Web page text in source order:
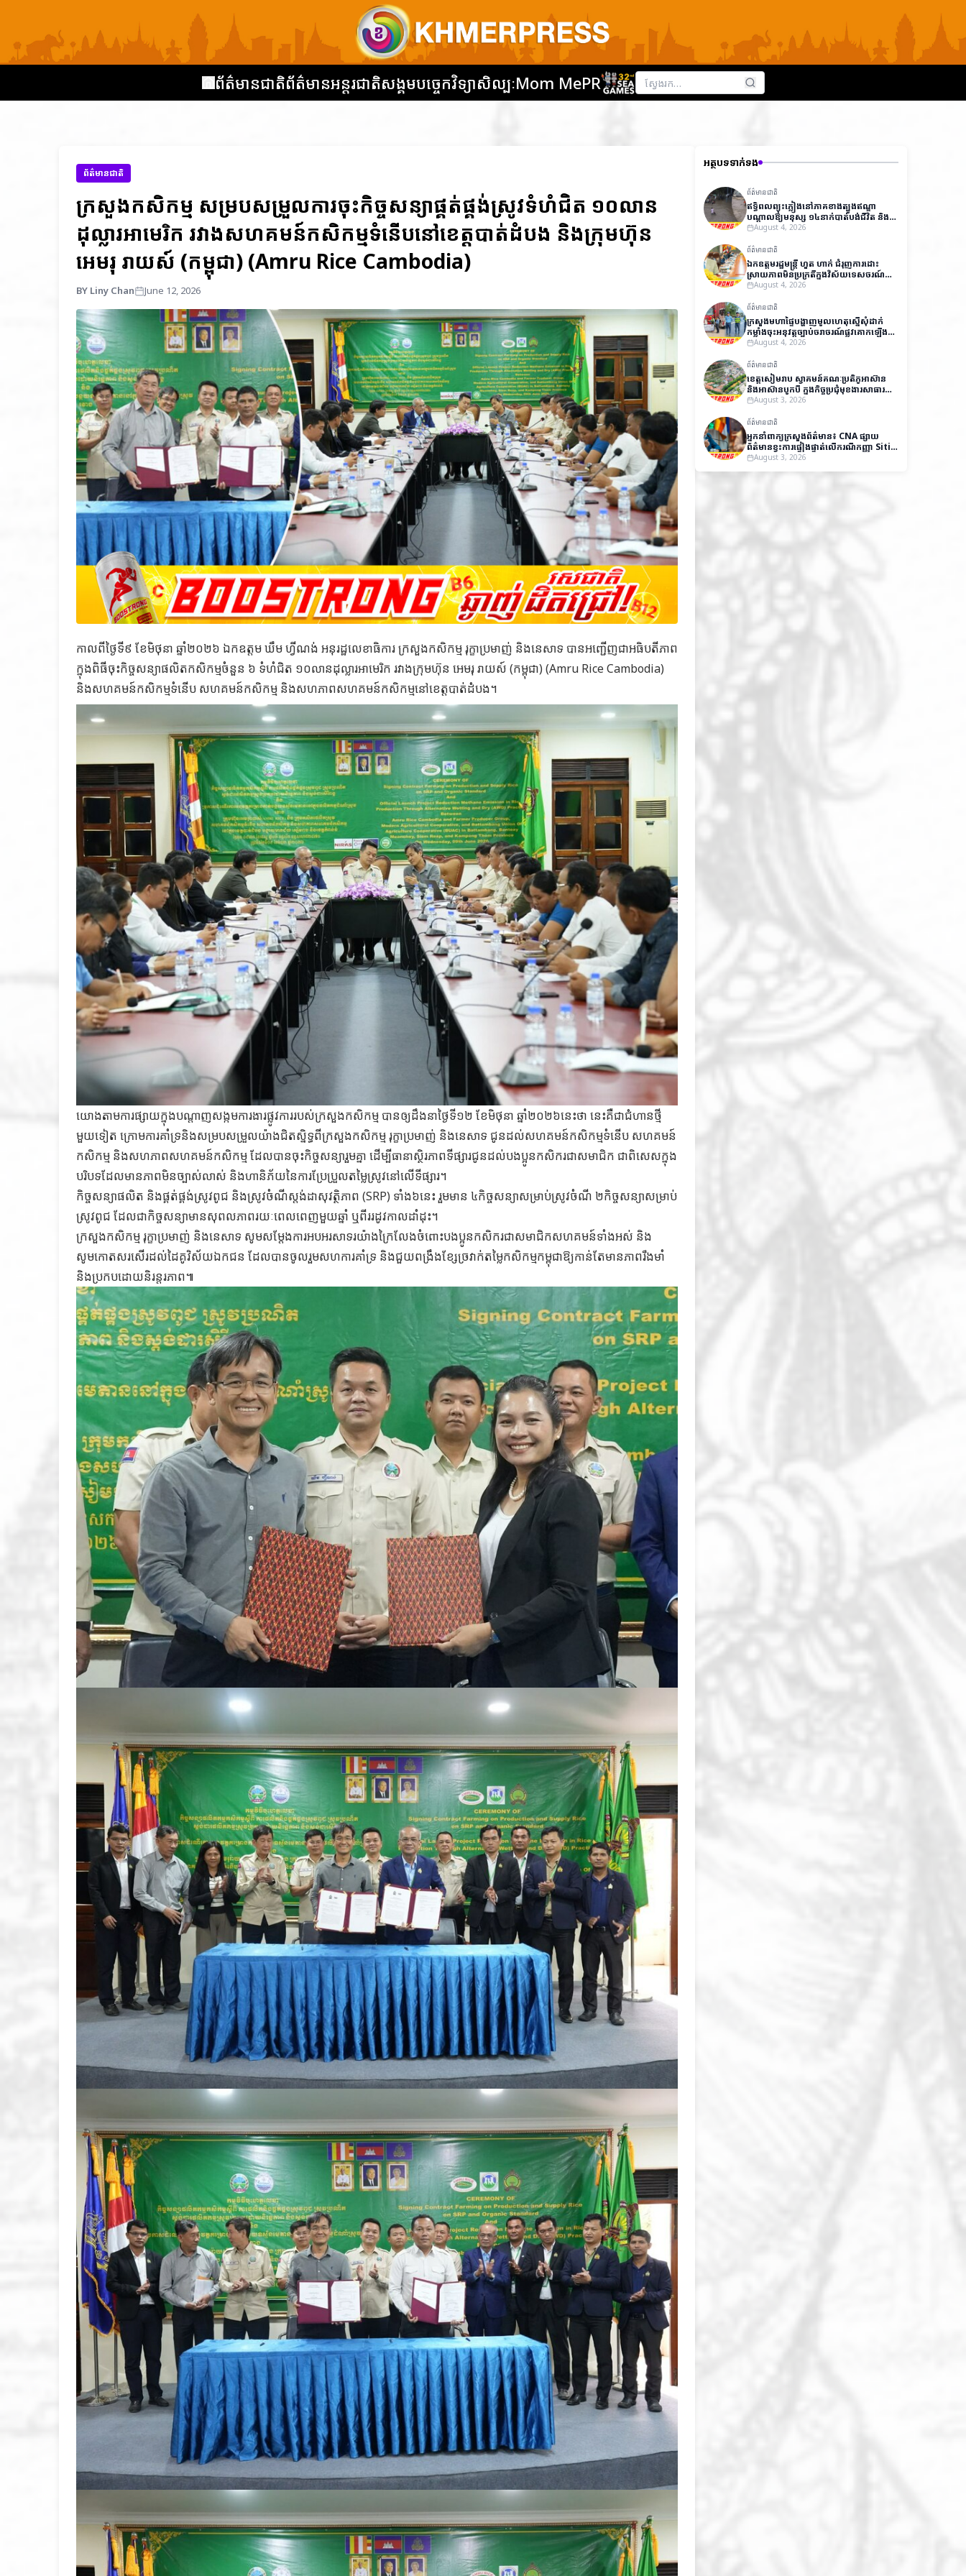
ព័ត៌មានជាតិព័ត៌មានអន្តរជាតិសង្គមបច្ចេកវិទ្យាសិល្បៈMom MePR
ព័ត៌មានជាតិ
ក្រសួងកសិកម្ម សម្របសម្រួលការចុះកិច្ចសន្យាផ្គត់ផ្គង់ស្រូវទំហំជិត ១០លាន
ដុល្លារអាមេរិក រវាងសហគមន៍កសិកម្មទំនើបនៅខេត្តបាត់ដំបង និងក្រុមហ៊ុន
អេមរុ រាយស៍ (កម្ពុជា) (Amru Rice Cambodia)
BY Liny Chan June 12, 2026
កាលពីថ្ងៃទី៩ ខែមិថុនា ឆ្នាំ២០២៦ ឯកឧត្តម ឃឹម ហ្វីណង់ អនុរដ្ឋលេខាធិការ ក្រសួងកសិកម្ម រុក្ខាប្រមាញ់ និងនេសាទ បានអញ្ជើញជាអធិបតីភាព
ក្នុងពិធីចុះកិច្ចសន្យាផលិតកសិកម្មចំនួន ៦ ទំហំជិត ១០លានដុល្លារអាមេរិក រវាងក្រុមហ៊ុន អេមរុ រាយស៍ (កម្ពុជា) (Amru Rice Cambodia)
និងសហគមន៍កសិកម្មទំនើប សហគមន៍កសិកម្ម និងសហភាពសហគមន៍កសិកម្មនៅខេត្តបាត់ដំបង។
យោងតាមការផ្សាយក្នុងបណ្តាញសង្កមការងារផ្លូវការរបស់ក្រសួងកសិកម្ម បានឲ្យដឹងនាថ្ងៃទី១២ ខែមិថុនា ឆ្នាំ២០២៦នេះថា នេះគឺជាជំហានថ្មី
មួយទៀត ក្រោមការគាំទ្រនិងសម្របសម្រួលយ៉ាងជិតស្និទ្ធពីក្រសួងកសិកម្ម រុក្ខាប្រមាញ់ និងនេសាទ ជូនដល់សហគមន៍កសិកម្មទំនើប សហគមន៍
កសិកម្ម និងសហភាពសហគមន៍កសិកម្ម ដែលបានចុះកិច្ចសន្យារួមគ្នា ដើម្បីធានាស្ថិរភាពទីផ្សារជូនដល់បងប្អូនកសិករជាសមាជិក ជាពិសេសក្នុង
បរិបទដែលមានភាពមិនច្បាស់លាស់ និងហានិភ័យនៃការប្រែប្រួលតម្លៃស្រូវនៅលើទីផ្សារ។
កិច្ចសន្យាផលិត និងផ្គត់ផ្គង់ស្រូវពូជ និងស្រូវចំណីស្តង់ដាសុវត្ថិភាព (SRP) ទាំង៦នេះ រួមមាន ៤កិច្ចសន្យាសម្រាប់ស្រូវចំណី ២កិច្ចសន្យាសម្រាប់
ស្រូវពូជ ដែលជាកិច្ចសន្យាមានសុពលភាពរយៈពេលពេញមួយឆ្នាំ ឬពីររដូវកាលដាំដុះ។
ក្រសួងកសិកម្ម រុក្ខាប្រមាញ់ និងនេសាទ សូមសម្តែងការអបអរសាទរយ៉ាងក្រៃលែងចំពោះបងប្អូនកសិករជាសមាជិកសហគមន៍ទាំងអស់ និង
សូមកោតសរសើរដល់ដៃគូវិស័យឯកជន ដែលបានចូលរួមសហការគាំទ្រ និងជួយពង្រឹងខ្សែច្រវាក់តម្លៃកសិកម្មកម្ពុជាឱ្យកាន់តែមានភាពរឹងមាំ
និងប្រកបដោយនិរន្តរភាព៕
អត្ថបទទាក់ទង
ព័ត៌មានជាតិ
ឥទ្ធិពលព្យុះភ្លៀងនៅភាគខាងត្បូងឥណ្ឌា
បណ្តាលឱ្យមនុស្ស ១៤នាក់បាត់បង់ជីវិត និង
ជាង ៧,០០០នាក់ត្រូវជម្លៀសខ្លួនជាបន្ទាន់
August 4, 2026
ព័ត៌មានជាតិ
ឯកឧត្តមរដ្ឋមន្ត្រី ហួត ហាក់ ជំរុញការដោះ
ស្រាយភាពមិនប្រក្រតីក្នុងវិស័យទេសចរណ៍
ដើម្បីលើកកម្ពស់ប្រសិទ្ធភាពការងារ និងការ
August 4, 2026
ព័ត៌មានជាតិ
ក្រសួងមហាផ្ទៃបង្ហាញមូលហេតុស្នើសុំដាក់
កម្លាំងចុះអនុវត្តច្បាប់ចរាចរណ៍ផ្លូវគោកឡើង
វិញAugust 4, 2026
ព័ត៌មានជាតិ
ខេត្តសៀមរាប ស្វាគមន៍គណៈប្រតិភូអាស៊ាន
និងអាស៊ានបូកបី ក្នុងកិច្ចប្រជុំមុខងារសាធារណៈ
និងវេទិកាស្តីពីអភិបាលកិច្ចល្អ
August 3, 2026
ព័ត៌មានជាតិ
អ្នកនាំពាក្យក្រសួងព័ត៌មាន៖ CNA ផ្សាយ
ព័ត៌មានខ្វះការផ្ទៀងផ្ទាត់លើករណីកញ្ញា Siti
Aishah បង្កឱ្យមានការយល់ច្រឡំ និងប៉ះ
August 3, 2026